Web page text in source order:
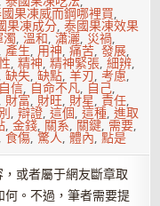
果凍威而鋼哪裡買,
果凍成分,泰國果凍效果
濁,溫和,瀟灑, 災禍,
產生, 用神,痛苦,發展,
,精神,精神緊張,細辨,
缺失,缺點,羊刃,考慮,
自信, 自命不凡, 自己,
財富, 財旺, 財星,責任,
,辯證,這個,這種,進取
,金錢, 關系, 關鍵, 需要,
食傷,驚人,體內,點是
或者屬于網友斷章取
。不過，筆者需要提